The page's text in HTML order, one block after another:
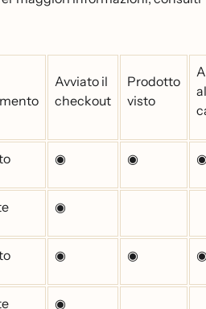
Avviato il
checkout
Prodotto
visto
al
◉ ◉
◉
◉ ◉
◉